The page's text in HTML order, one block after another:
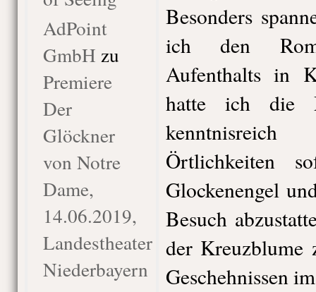
AdPoint
GmbH zu
Premiere
Der
Glöckner
von Notre
Dame,
14.06.2019,
Landestheater
Niederbayern
Besonders
ich den
Aufenthalts in
hatte ich die
Örtlichkeiten
Glockenengel
Besuch
der Kreuzblume
Geschehnissen